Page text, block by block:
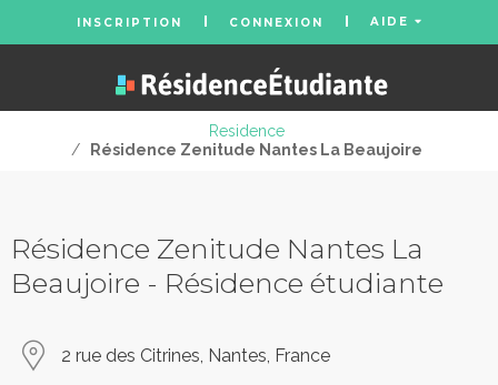
INSCRIPTION CONNEXION AIDE
Residence
/
Résidence Zenitude Nantes La Beaujoire
Résidence Zenitude Nantes La
Beaujoire - Résidence étudiante
2 rue des Citrines, Nantes, France